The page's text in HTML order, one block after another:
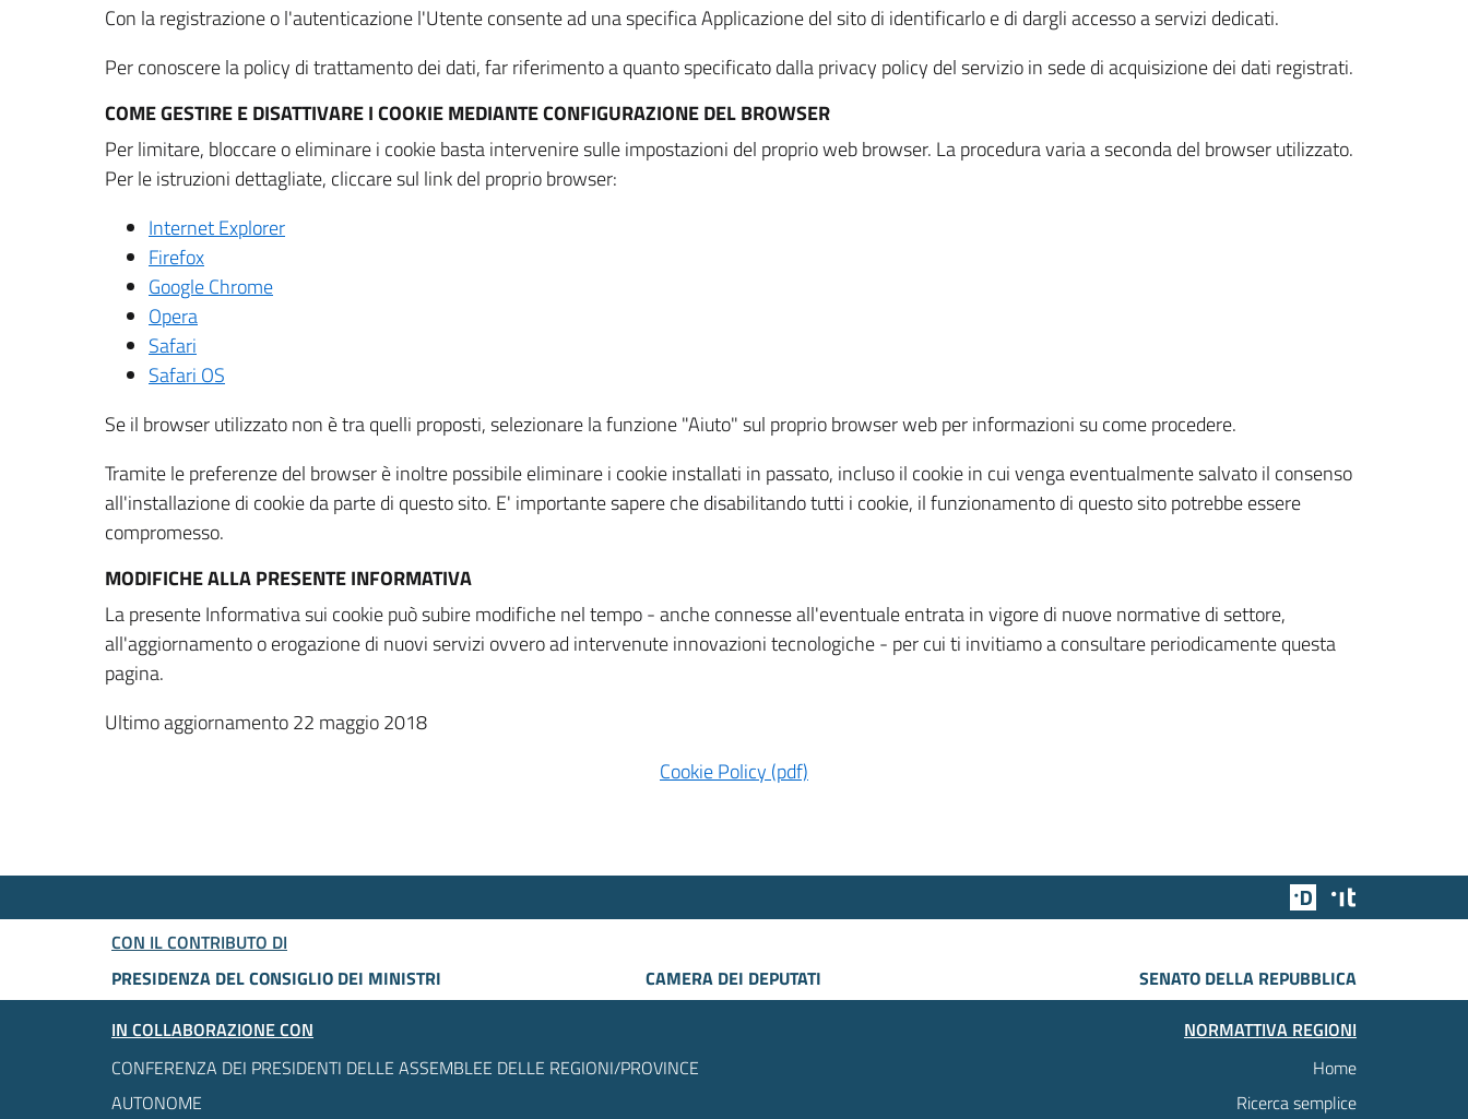
Con la registrazione o l'autenticazione l'Utente consente ad una specifica Applicazione del sito di identificarlo e di dargli accesso a servizi dedicati.
Per conoscere la policy di trattamento dei dati, far riferimento a quanto specificato dalla privacy policy del servizio in sede di acquisizione dei dati registrati.
COME GESTIRE E DISATTIVARE I COOKIE MEDIANTE CONFIGURAZIONE DEL BROWSER
Per limitare, bloccare o eliminare i cookie basta intervenire sulle impostazioni del proprio web browser. La procedura varia a seconda del browser utilizzato.
Per le istruzioni dettagliate, cliccare sul link del proprio browser:
Internet Explorer
Firefox
Google Chrome
Opera
Safari
Safari OS
Se il browser utilizzato non è tra quelli proposti, selezionare la funzione "Aiuto" sul proprio browser web per informazioni su come procedere.
Tramite le preferenze del browser è inoltre possibile eliminare i cookie installati in passato, incluso il cookie in cui venga eventualmente salvato il consenso
all'installazione di cookie da parte di questo sito. E' importante sapere che disabilitando tutti i cookie, il funzionamento di questo sito potrebbe essere
compromesso.
MODIFICHE ALLA PRESENTE INFORMATIVA
La presente Informativa sui cookie può subire modifiche nel tempo - anche connesse all'eventuale entrata in vigore di nuove normative di settore,
all'aggiornamento o erogazione di nuovi servizi ovvero ad intervenute innovazioni tecnologiche - per cui ti invitiamo a consultare periodicamente questa
pagina.
Ultimo aggiornamento 22 maggio 2018
Cookie Policy (pdf)
Team Digitale
CON IL CONTRIBUTO DI
PRESIDENZA DEL CONSIGLIO DEI MINISTRI
CAMERA DEI DEPUTATI
SENATO DELLA REPUBBLICA
IN COLLABORAZIONE CON
CONFERENZA DEI PRESIDENTI DELLE ASSEMBLEE DELLE REGIONI/PROVINCE
AUTONOME
NORMATTIVA REGIONI
Home
Ricerca semplice